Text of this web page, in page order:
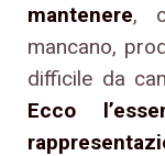
mantenere,
mancano,
difficile da
Ecco